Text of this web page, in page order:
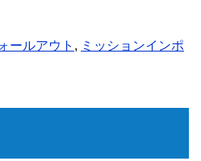
nールアウト , ミッションインポ